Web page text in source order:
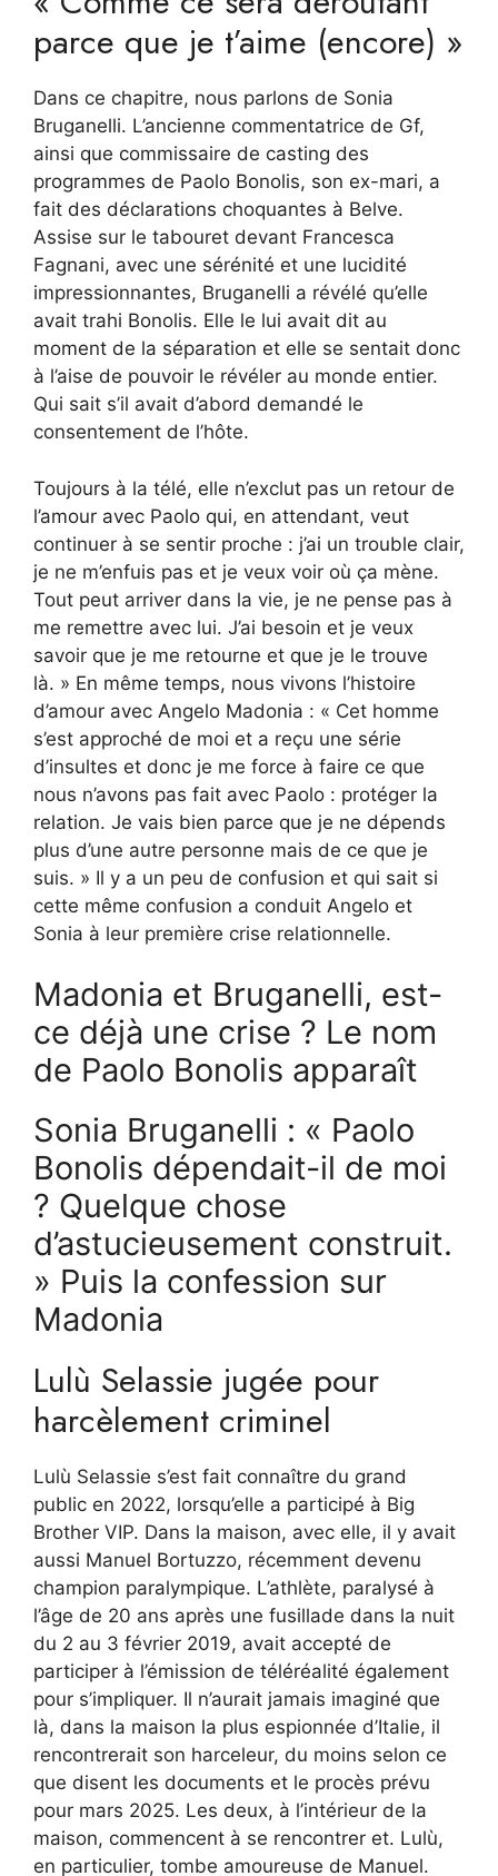
parce que je t’aime (encore) »
Dans ce chapitre, nous parlons de Sonia
Bruganelli. L’ancienne commentatrice de Gf,
ainsi que commissaire de casting des
programmes de Paolo Bonolis, son ex-mari, a
fait des déclarations choquantes à Belve.
Assise sur le tabouret devant Francesca
Fagnani, avec une sérénité et une lucidité
impressionnantes, Bruganelli a révélé qu’elle
avait trahi Bonolis. Elle le lui avait dit au
moment de la séparation et elle se sentait donc
à l’aise de pouvoir le révéler au monde entier.
Qui sait s’il avait d’abord demandé le
consentement de l’hôte.
Toujours à la télé, elle n’exclut pas un retour de
l’amour avec Paolo qui, en attendant, veut
continuer à se sentir proche : j’ai un trouble clair,
je ne m’enfuis pas et je veux voir où ça mène.
Tout peut arriver dans la vie, je ne pense pas à
me remettre avec lui. J’ai besoin et je veux
savoir que je me retourne et que je le trouve
là. » En même temps, nous vivons l’histoire
d’amour avec Angelo Madonia : « Cet homme
s’est approché de moi et a reçu une série
d’insultes et donc je me force à faire ce que
nous n’avons pas fait avec Paolo : protéger la
relation. Je vais bien parce que je ne dépends
plus d’une autre personne mais de ce que je
suis. » Il y a un peu de confusion et qui sait si
cette même confusion a conduit Angelo et
Sonia à leur première crise relationnelle.
Madonia et Bruganelli, est-
ce déjà une crise ? Le nom
de Paolo Bonolis apparaît
Sonia Bruganelli : « Paolo
Bonolis dépendait-il de moi
? Quelque chose
d’astucieusement construit.
» Puis la confession sur
Madonia
Lulù Selassie jugée pour
harcèlement criminel
Lulù Selassie s’est fait connaître du grand
public en 2022, lorsqu’elle a participé à Big
Brother VIP. Dans la maison, avec elle, il y avait
aussi Manuel Bortuzzo, récemment devenu
champion paralympique. L’athlète, paralysé à
l’âge de 20 ans après une fusillade dans la nuit
du 2 au 3 février 2019, avait accepté de
participer à l’émission de téléréalité également
pour s’impliquer. Il n’aurait jamais imaginé que
là, dans la maison la plus espionnée d’Italie, il
rencontrerait son harceleur, du moins selon ce
que disent les documents et le procès prévu
pour mars 2025. Les deux, à l’intérieur de la
maison, commencent à se rencontrer et. Lulù,
en particulier, tombe amoureuse de Manuel.